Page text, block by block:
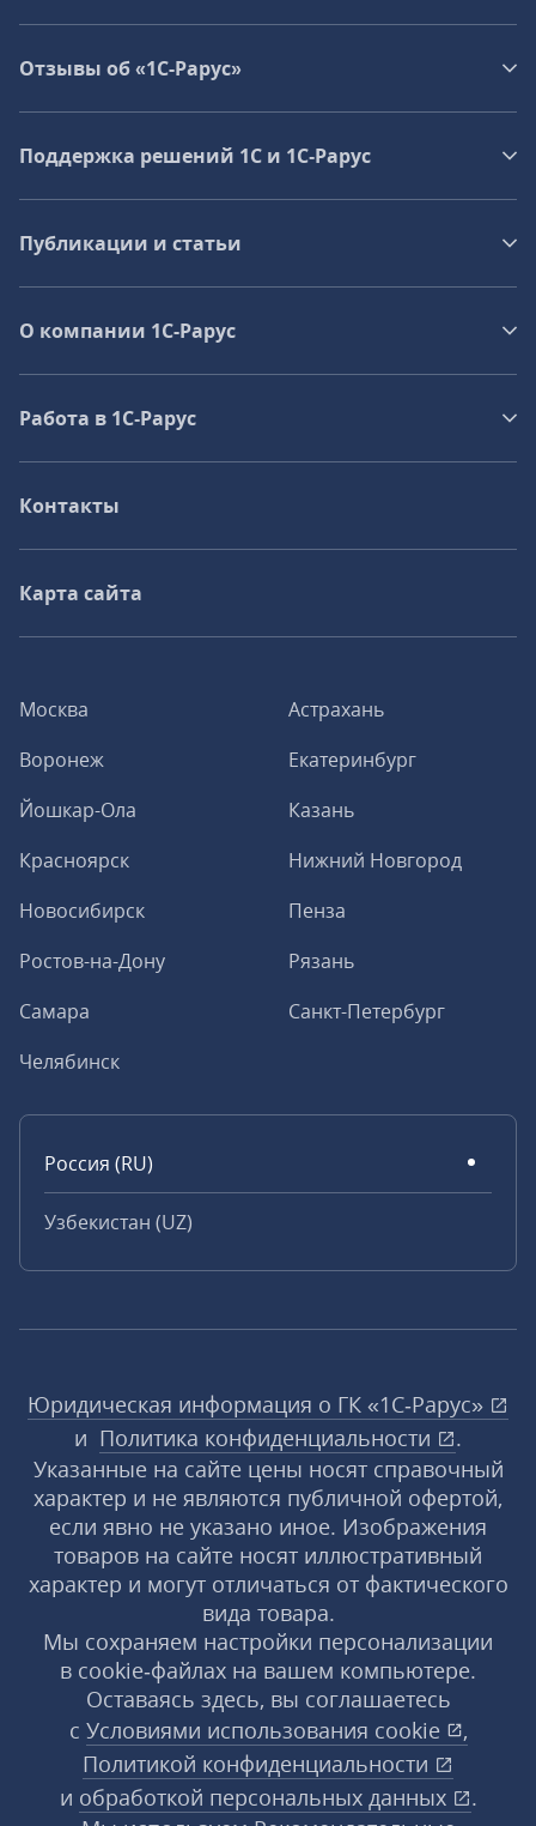
Москва
Астрахань
Воронеж
Екатеринбург
Йошкар-Ола
Казань
Красноярск
Нижний Новгород
Новосибирск
Пенза
Ростов-на-Дону
Рязань
Самара
Санкт-Петербург
Челябинск
Россия (RU)
Узбекистан (UZ)
Отзывы об «1С-Рарус»
Поддержка решений 1С и 1С‑Рарус
Публикации и статьи
О компании 1C-Рарус
Работа в 1С‑Рарус
Контакты
Карта сайта
Юридическая информация о ГК «1С‑Рарус»
и Политика конфиденциальности
.
Указанные на сайте цены носят справочный
характер и не являются публичной офертой,
если явно не указано иное. Изображения
товаров на сайте носят иллюстративный
характер и могут отличаться от фактического
вида товара.
Мы сохраняем настройки персонализации
в cookie‑файлах на вашем компьютере.
Оставаясь здесь, вы соглашаетесь
с Условиями использования cookie
,
Политикой конфиденциальности
и обработкой персональных данных
.